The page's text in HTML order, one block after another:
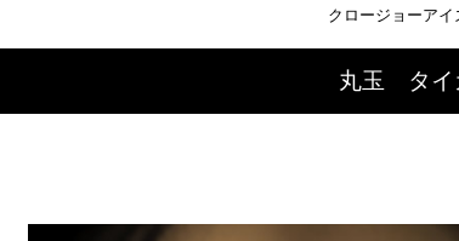
クロージョーア
丸玉 タイ